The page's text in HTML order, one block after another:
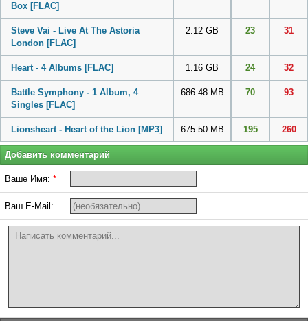
Box [FLAC]
Steve Vai - Live At The Astoria
London [FLAC]
2.12 GB 23 31
Heart - 4 Albums [FLAC] 1.16 GB 24 32
Battle Symphony - 1 Album, 4
Singles [FLAC]
686.48 MB 70 93
Lionsheart - Heart of the Lion [MP3] 675.50 MB 195 260
Добавить комментарий
Ваше Имя: *
Ваш E-Mail: